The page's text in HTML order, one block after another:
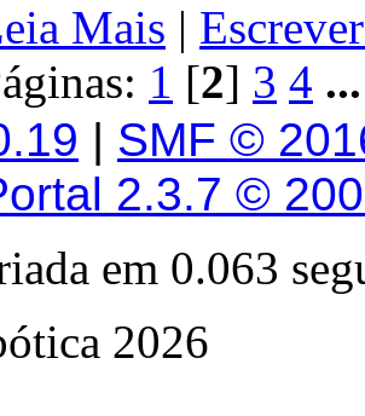
Mais |
1 [2] 3 4
| SMF ©
2.3.7 ©
em 0.063
2026